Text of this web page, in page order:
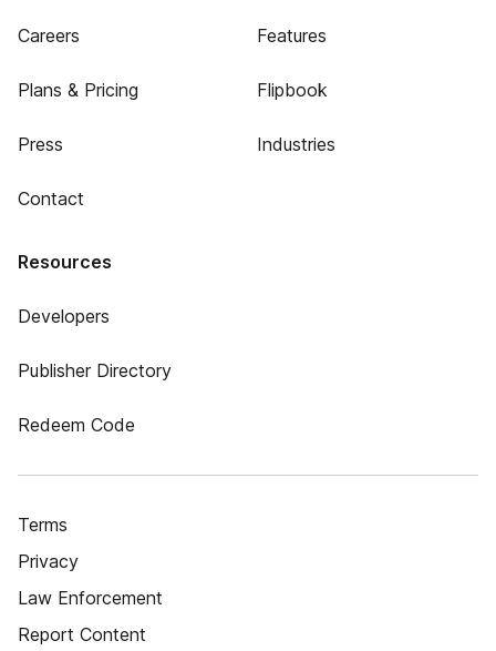
Careers
Plans & Pricing
Press
Contact
Features
Flipbook
Industries
Resources
Developers
Publisher Directory
Redeem Code
Terms
Privacy
Law Enforcement
Report Content